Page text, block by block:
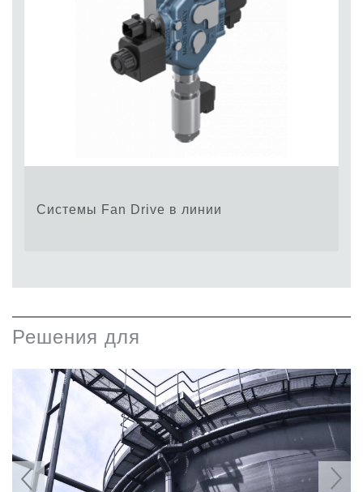
Системы Fan Drive в линии
Решения для